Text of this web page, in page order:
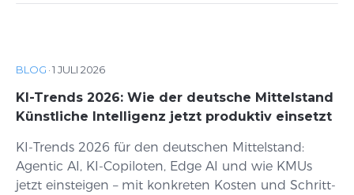
BLOG ·1 JULI 2026
KI-Trends 2026: Wie der deutsche Mittelstand
Künstliche Intelligenz jetzt produktiv einsetzt
KI-Trends 2026 für den deutschen Mittelstand:
Agentic AI, KI-Copiloten, Edge AI und wie KMUs
jetzt einsteigen – mit konkreten Kosten und Schritt-